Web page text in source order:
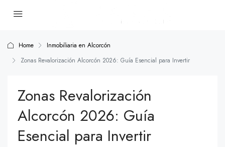
Home
Inmobiliaria en Alcorcón
Zonas Revalorización Alcorcón 2026: Guía Esencial para Invertir
Zonas Revalorización
Alcorcón 2026: Guía
Esencial para Invertir